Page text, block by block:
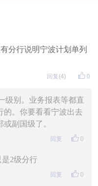
分行说明宁波计划单列
0
回复 (4)
级别。业务报表等都直
的。你要看看宁波出去
副国级了。
0
回复
是2级分行
0
回复